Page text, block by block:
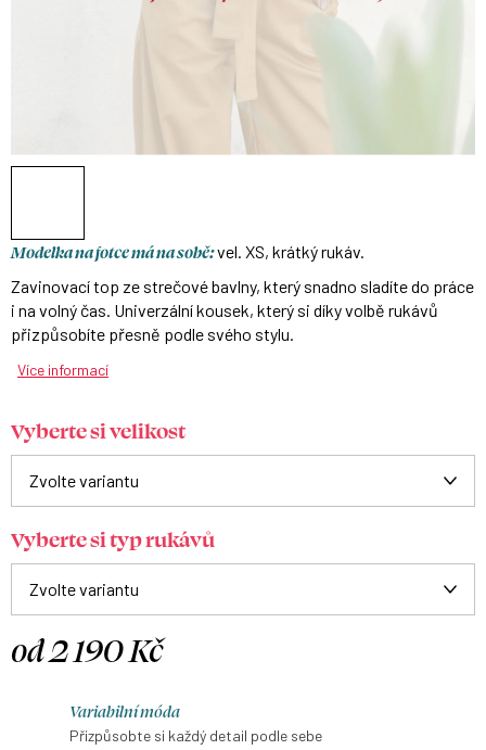
Modelka na fotce má na sobě:vel. XS, krátký rukáv.
Zavinovací top ze strečové bavlny, který snadno sladíte do práce
i na volný čas. Univerzální kousek, který si díky volbě rukávů
přizpůsobíte přesně podle svého stylu.
Více informací
Vyberte si velikost
Vyberte si typ rukávů
od2 190 Kč
Variabilní móda
Přizpůsobte si každý detail podle sebe